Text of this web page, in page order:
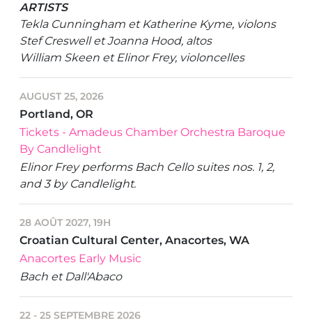
ARTISTS
Tekla Cunningham et Katherine Kyme, violons
Stef Creswell et Joanna Hood, altos
William Skeen et Elinor Frey, violoncelles
AUGUST 25, 2026
Portland, OR
Tickets - Amadeus Chamber Orchestra Baroque
By Candlelight
Elinor Frey performs Bach Cello suites nos. 1, 2,
and 3 by Candlelight.
28 AOÛT 2027, 19H
Croatian Cultural Center, Anacortes, WA
Anacortes Early Music
Bach et Dall'Abaco
22 - 25 SEPTEMBRE 2026